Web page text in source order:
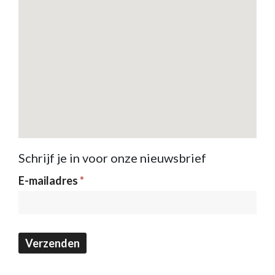
Schrijf je in voor onze nieuwsbrief
Nieuwsbrief
E-mailadres*
Verzenden